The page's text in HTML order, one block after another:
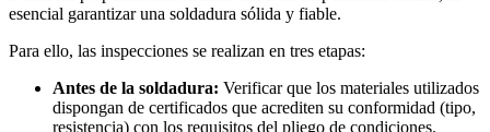
esencial garantizar una soldadura sólida y fiable.
Para ello, las inspecciones se realizan en tres etapas:
Antes de la soldadura: Verificar que los materiales utilizados
dispongan de certificados que acrediten su conformidad (tipo,
resistencia) con los requisitos del pliego de condiciones.